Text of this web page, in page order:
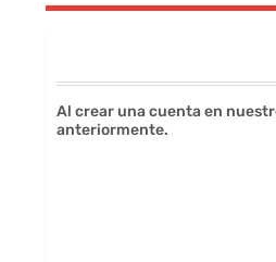
Al crear una cuenta en
anteriormente.